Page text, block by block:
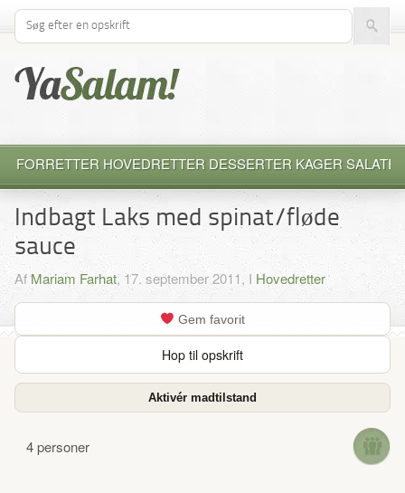
Søg efter opskrift
FORRETTER HOVEDRETTER DESSERTER KAGER
Indbagt Laks med spinat/fløde
sauce
AfMariam Farhat, 17. september 2011, I Hovedretter
Gem favorit
Hop til opskrift
Aktivér madtilstand
4 personer